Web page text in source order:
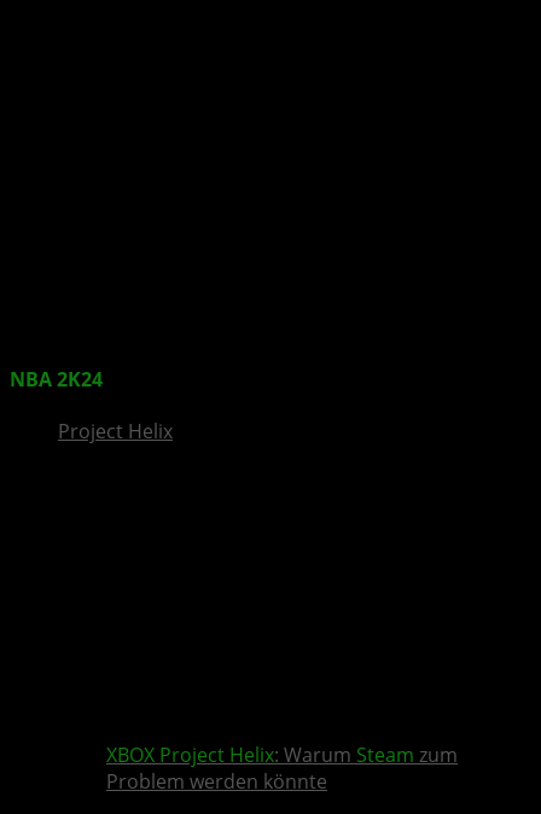
NBA 2K24
Project Helix
XBOX Project Helix: Warum Steam zum
Problem werden könnte